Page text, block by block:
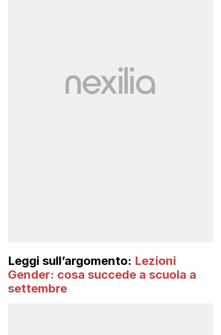
Leggi sull’argomento: Lezioni
Gender: cosa succede a scuola a
settembre